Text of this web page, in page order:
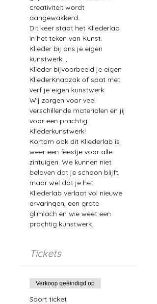
creativiteit wordt
aangewakkerd.
Dit keer staat het Kliederlab
in het teken van Kunst.
Klieder bij ons je eigen
kunstwerk. ,
Klieder bijvoorbeeld je eigen
KliederKnapzak of spat met
verf je eigen kunstwerk.
Wij zorgen voor veel
verschillende materialen en jij
voor een prachtig
Kliederkunstwerk!
Kortom ook dit Kliederlab is
weer een feestje voor alle
zintuigen. We kunnen niet
beloven dat je schoon blijft,
maar wel dat je het
Kliederlab verlaat vol nieuwe
ervaringen, een grote
glimlach en wie weet een
prachtig kunstwerk.
Tickets
Verkoop geëindigd op
Soort ticket